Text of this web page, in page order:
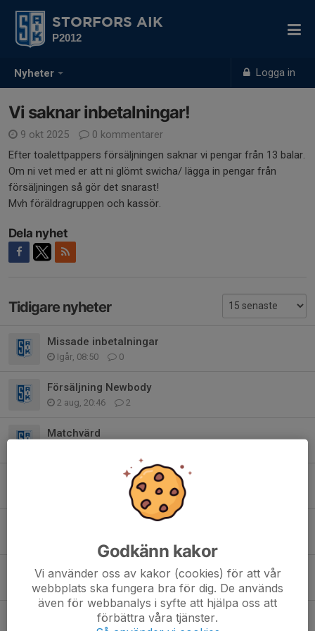
Nyheter Logga in
STORFORS AIK
P2012
Vi saknar inbetalningar!
9 okt 2025
0 kommentarer
Efter toalettpappers försäljningen saknar vi pengar från 13 balar.
Om ni vet med er att ni glömt swicha/ lägga in pengar från
försäljningen så gör det snarast!
Mvh föräldragruppen och kassör.
Dela nyhet
Tidigare nyheter
Missade inbetalningar
Igår, 08:50 0
Försäljning Newbody
2 aug, 20:46 2
Matchvärd
2
Intressekoll för arbetsuppgift imorgon korr varsel
14 jul, 12:19 0
Info om Umeå Fotbollsfestival
Godkänn kakor
Vi använder oss av kakor (cookies) för att vår
webbplats ska fungera bra för dig. De används
även för webbanalys i syfte att hjälpa oss att
förbättra våra tjänster.